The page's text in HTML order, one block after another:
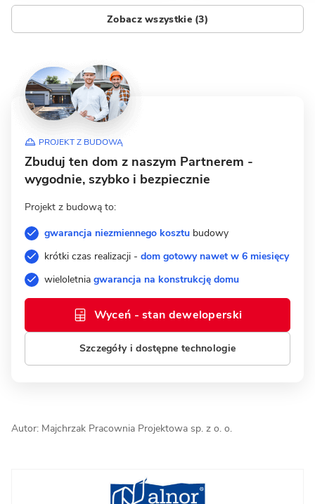
Zobacz wszystkie (3)
PROJEKT Z BUDOWĄ
Zbuduj ten dom z naszym Partnerem -
wygodnie, szybko i bezpiecznie
Projekt z budową to:
gwarancja niezmiennego kosztu budowy
krótki czas realizacji - dom gotowy nawet w 6 miesięcy
wieloletnia gwarancja na konstrukcję domu
Szczegóły i dostępne technologie
Wyceń - stan deweloperski
Autor: Majchrzak Pracownia Projektowa sp. z o. o.